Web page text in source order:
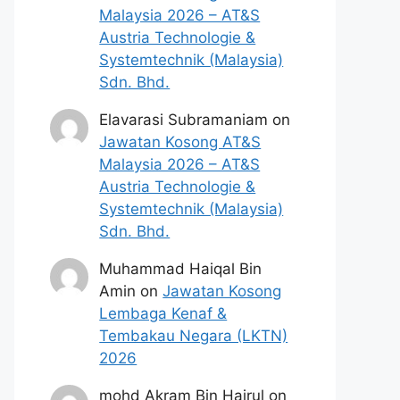
Malaysia 2026 – AT&S
Austria Technologie &
Systemtechnik (Malaysia)
Sdn. Bhd.
Elavarasi Subramaniam on
Jawatan Kosong AT&S
Malaysia 2026 – AT&S
Austria Technologie &
Systemtechnik (Malaysia)
Sdn. Bhd.
Muhammad Haiqal Bin
Amin onJawatan Kosong
Lembaga Kenaf &
Tembakau Negara (LKTN)
2026
mohd Akram Bin Hairul on